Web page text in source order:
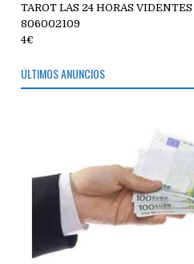
TAROT LAS 24 HORAS
806002109
4€
ÚLTIMOS ANUNCIOS